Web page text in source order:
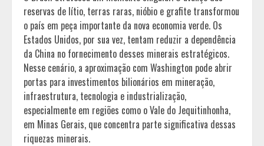
reservas de lítio, terras raras, nióbio e grafite transformou
o país em peça importante da nova economia verde. Os
Estados Unidos, por sua vez, tentam reduzir a dependência
da China no fornecimento desses minerais estratégicos.
Nesse cenário, a aproximação com Washington pode abrir
portas para investimentos bilionários em mineração,
infraestrutura, tecnologia e industrialização,
especialmente em regiões como o Vale do Jequitinhonha,
em Minas Gerais, que concentra parte significativa dessas
riquezas minerais.